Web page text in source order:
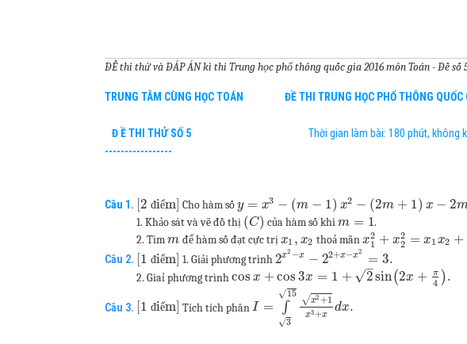
ĐỀ thi thử và ĐÁP ÁN kì thi Trung học phổ thông quốc gia 2016 môn Toán - Đề số
TRUNG TÂM CÙNG HỌC TOÁN ĐỀ THI TRUNG HỌC PHỔ THÔNG
Đ Ề THI THỬ SỐ 5 Thời gian làm bài: 180 phút, không
-----------------
Câu 1. [2 điểm] Cho hàm sốy = x3 − (m − 1) x2 − (2m + 1) x − 2
1. Khảo sát và vẽ đồ thị (C) của hàm số khim = 1.
2. Tìmm để hàm số đạt cực trịx1 , x2 thoả mãnx2
1 + x2
2 = x1 x2 +
Câu 2. [1 điểm] 1. Giải phương trình 2x2 −x − 22+x−x2 = 3.
2. Giaỉ phương trình cos x +cos 3x = 1 + 2
–
√ sin(2x + π
4 ).
Câu 3. [1 điểm] Tích tích phânI = ∫
3
√
15
√
x2 +1
√
x3+x
dx.